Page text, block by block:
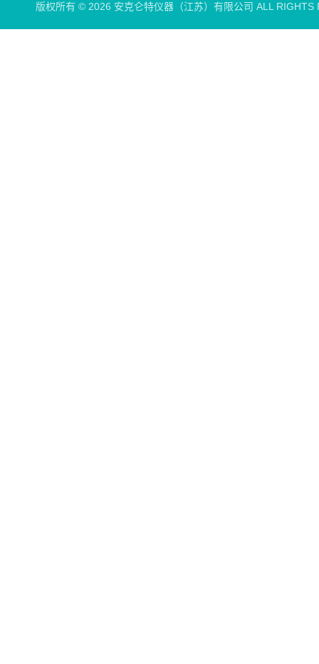
版权所有 © 2026 安克仑特仪器（江苏）有限公司 ALL RIGHTS